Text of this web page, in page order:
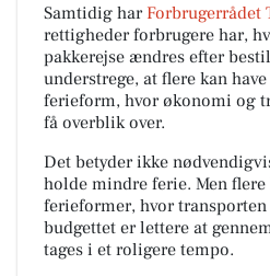
Samtidig har Forbrugerrådet
rettigheder forbrugere har,
pakkerejse ændres efter
understrege, at flere kan
ferieform, hvor økonomi og
få overblik over.
Det betyder ikke
holde mindre ferie. Men
ferieformer, hvor
budgettet er lettere at
tages i et roligere tempo.